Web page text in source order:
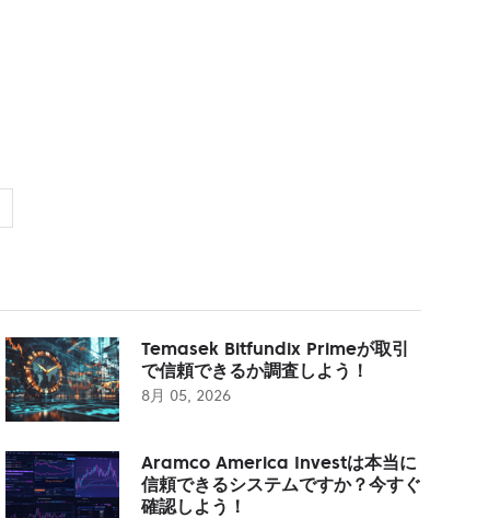
Temasek Bitfundix Primeが取引
で信頼できるか調査しよう！
8月 05, 2026
Aramco America Investは本当に
信頼できるシステムですか？今すぐ
確認しよう！